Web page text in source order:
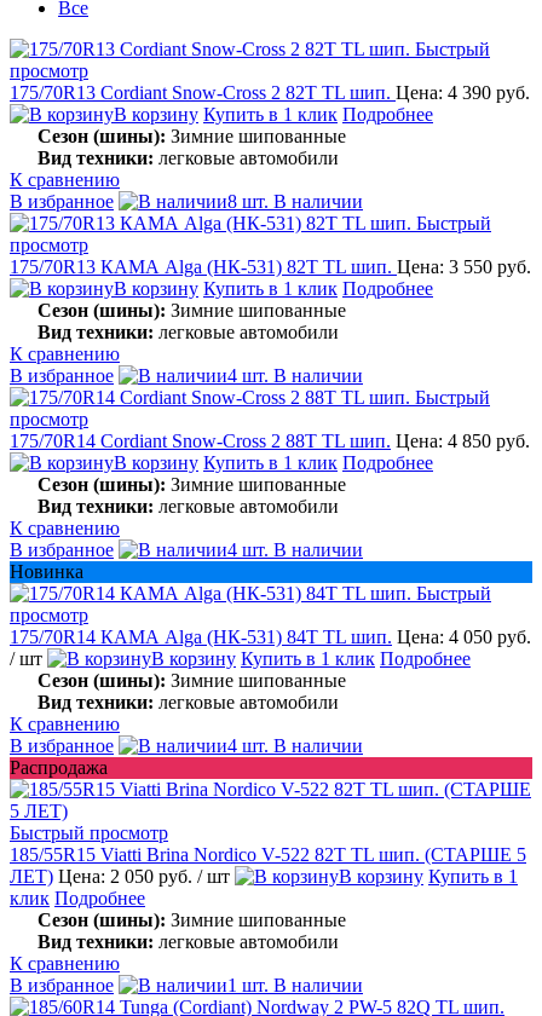
Все
Быстрый
просмотр
175/70R13 Cordiant Snow-Cross 2 82T TL шип. Цена: 4 390 руб.
В корзину Купить в 1 клик Подробнее
Сезон (шины): Зимние шипованные
Вид техники: легковые автомобили
К сравнению
В избранное
8 шт. В наличии
Быстрый
просмотр
175/70R13 КАМА Alga (НК-531) 82T TL шип. Цена: 3 550 руб.
В корзину Купить в 1 клик Подробнее
Сезон (шины): Зимние шипованные
Вид техники: легковые автомобили
К сравнению
В избранное
4 шт. В наличии
Быстрый
просмотр
175/70R14 Cordiant Snow-Cross 2 88T TL шип. Цена: 4 850 руб.
В корзину Купить в 1 клик Подробнее
Сезон (шины): Зимние шипованные
Вид техники: легковые автомобили
К сравнению
В избранное
4 шт. В наличии
Новинка
Быстрый
просмотр
175/70R14 КАМА Alga (НК-531) 84T TL шип. Цена: 4 050 руб.
/ шт
В корзину Купить в 1 клик Подробнее
Сезон (шины): Зимние шипованные
Вид техники: легковые автомобили
К сравнению
В избранное
4 шт. В наличии
Распродажа
Быстрый просмотр
185/55R15 Viatti Brina Nordico V-522 82T TL шип. (СТАРШЕ 5
ЛЕТ) Цена: 2 050 руб. / шт В корзину Купить в 1
клик Подробнее
Сезон (шины): Зимние шипованные
Вид техники: легковые автомобили
К сравнению
В избранное
1 шт. В наличии